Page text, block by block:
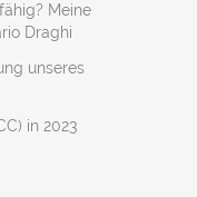
Meine
Draghi
unseres
in 2023